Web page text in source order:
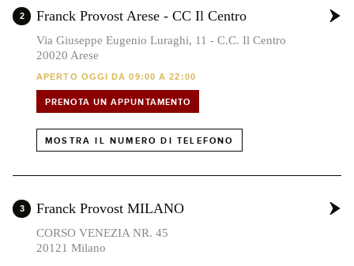
2 Franck Provost Arese - CC Il Centro
Via Giuseppe Eugenio Luraghi, 11 - C.C. Il Centro
20020 Arese
APERTO OGGI DA 09:00 A 22:00
PRENOTA UN APPUNTAMENTO
MOSTRA IL NUMERO DI TELEFONO
3 Franck Provost MILANO
CORSO VENEZIA NR. 45
20121 Milano